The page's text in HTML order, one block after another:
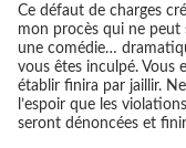
Ce défaut de charges
mon procès qui ne peut
une comédie…
vous êtes inculpé. Vous
établir finira par jaillir.
l’espoir que les
seront dénoncées et